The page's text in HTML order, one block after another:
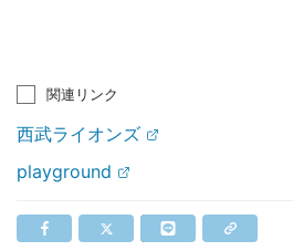
関連リンク
西武ライオンズ
playground